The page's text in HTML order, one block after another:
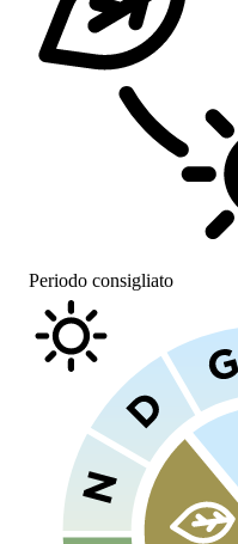
Periodo consigliato